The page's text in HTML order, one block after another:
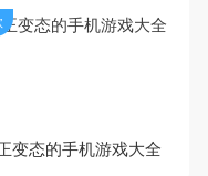
变态的手机游戏大全